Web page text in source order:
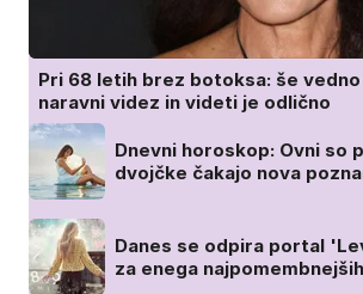
Pri 68 letih brez botoksa: še
naravni videz in videti je odlično
Dnevni horoskop: Ovni so
dvojčke čakajo nova
Danes se odpira portal
za enega